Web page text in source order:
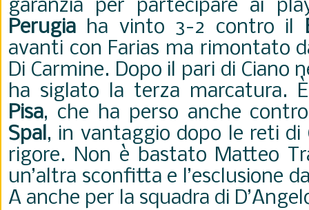
garanzia per partecipare ai
Perugia ha vinto 3-2 contro il
avanti con Farias ma rimontato
Di Carmine. Dopo il pari di Ciano
ha siglato la terza marcatura.
Pisa, che ha perso anche
Spal, in vantaggio dopo le reti di
rigore. Non è bastato Matteo
un’altra sconfitta e l’esclusione
A anche per la squadra di